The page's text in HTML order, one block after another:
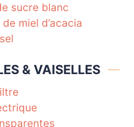
sucre blanc
de miel d’acacia
& VAISELLES